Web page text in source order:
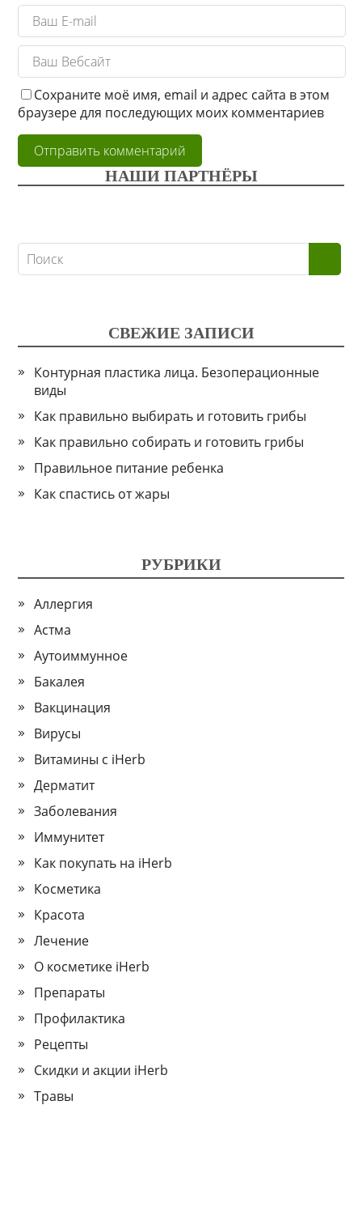
Сохраните моё имя, email и адрес сайта в этом
браузере для последующих моих комментариев
НАШИ ПАРТНЁРЫ
СВЕЖИЕ ЗАПИСИ
Контурная пластика лица. Безоперационные
виды
Как правильно выбирать и готовить грибы
Как правильно собирать и готовить грибы
Правильное питание ребенка
Как спастись от жары
РУБРИКИ
Аллергия
Астма
Аутоиммунное
Бакалея
Вакцинация
Вирусы
Витамины с iHerb
Дерматит
Заболевания
Иммунитет
Как покупать на iHerb
Косметика
Красота
Лечение
О косметике iHerb
Препараты
Профилактика
Рецепты
Скидки и акции iHerb
Травы